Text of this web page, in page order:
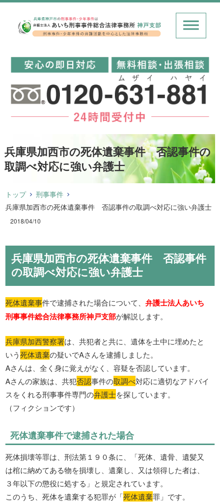
兵庫県加西市の死体遺棄事件 否認事件の
取調べ対応に強い弁護士
トップ
刑事事件
兵庫県加西市の死体遺棄事件 否認事件の取調べ対応に強い弁護士
2018/04/10
兵庫県加西市の死体遺棄事件 否認事件
の取調べ対応に強い弁護士
死体遺棄事件で逮捕された場合について、弁護士法人あいち
刑事事件総合法律事務所神戸支部が解説します。
兵庫県加西警察署は、共犯者と共に、遺体を土中に埋めたと
いう死体遺棄の疑いでAさんを逮捕しました。
Aさんは、全く身に覚えがなく、容疑を否認しています。
Aさんの家族は、共犯否認事件の取調べ対応に適切なアドバイ
スをくれる刑事事件専門の弁護士を探しています。
（フィクションです）
死体遺棄事件で逮捕された場合
死体損壊等罪は、刑法第１９０条に、「死体、遺骨、遺髪又
は棺に納めてある物を損壊し、遺棄し、又は領得した者は、
３年以下の懲役に処する」と規定されています。
このうち、死体を遺棄する犯罪が「死体遺棄罪」です。